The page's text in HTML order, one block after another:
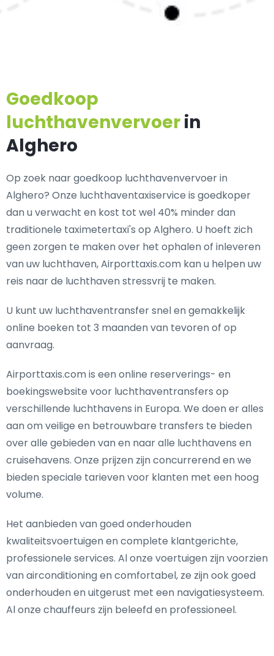
Goedkoop
luchthavenvervoerin
Alghero
Op zoek naar goedkoop luchthavenvervoer in
Alghero? Onze luchthaventaxiservice is goedkoper
dan u verwacht en kost tot wel 40% minder dan
traditionele taximetertaxi's op Alghero. U hoeft zich
geen zorgen te maken over het ophalen of inleveren
van uw luchthaven, Airporttaxis.com kan u helpen uw
reis naar de luchthaven stressvrij te maken.
U kunt uw luchthaventransfer snel en gemakkelijk
online boeken tot 3 maanden van tevoren of op
aanvraag.
Airporttaxis.com is een online reserverings- en
boekingswebsite voor luchthaventransfers op
verschillende luchthavens in Europa. We doen er alles
aan om veilige en betrouwbare transfers te bieden
over alle gebieden van en naar alle luchthavens en
cruisehavens. Onze prijzen zijn concurrerend en we
bieden speciale tarieven voor klanten met een hoog
volume.
Het aanbieden van goed onderhouden
kwaliteitsvoertuigen en complete klantgerichte,
professionele services. Al onze voertuigen zijn voorzien
van airconditioning en comfortabel, ze zijn ook goed
onderhouden en uitgerust met een navigatiesysteem.
Al onze chauffeurs zijn beleefd en professioneel.